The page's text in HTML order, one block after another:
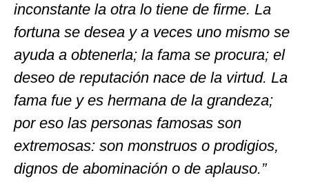
inconstante la otra lo tiene de firme. La
fortuna se desea y a veces uno mismo se
ayuda a obtenerla; la fama se procura; el
deseo de reputación nace de la virtud. La
fama fue y es hermana de la grandeza;
por eso las personas famosas son
extremosas: son monstruos o prodigios,
dignos de abominación o de aplauso.”